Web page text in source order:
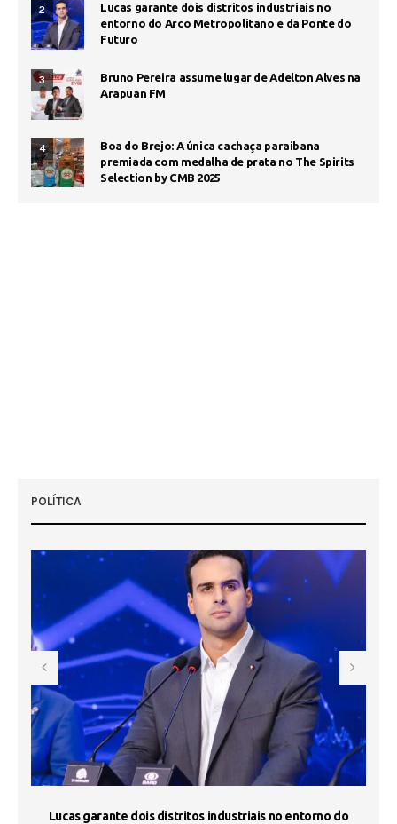
2
Lucas garante dois distritos industriais no
entorno do Arco Metropolitano e da Ponte do
Futuro
3
Bruno Pereira assume lugar de Adelton Alves na
Arapuan FM
4
Boa do Brejo: A única cachaça paraibana
premiada com medalha de prata no The Spirits
Selection by CMB 2025
POLÍTICA
Lucas garante dois distritos industriais no entorno do